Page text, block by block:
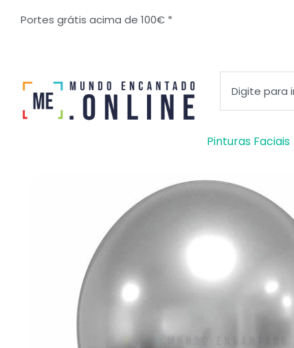
para
Portes grátis acima de 100€ *
Pinturas Faciais